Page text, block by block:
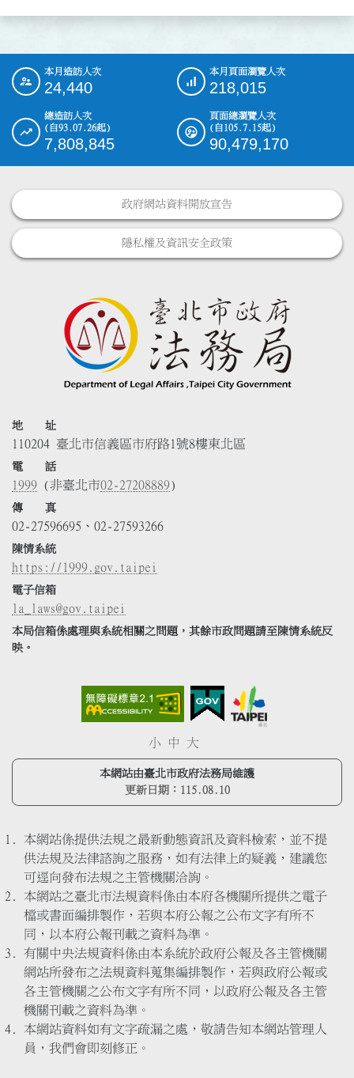
::: 本月造訪人次
24,440
本月頁面瀏覽人次
218,015
總造訪人次
(自93.07.26起)
7,808,845
頁面總瀏覽人次
(自105.7.15起)
90,479,170
政府網站資料開放宣告
隱私權及資訊安全政策
地 址
110204 臺北市信義區市府路1號8樓東北區
電 話
1999 (非臺北市02-27208889)
傳 真
02-27596695、02-27593266
陳情系統
https://1999.gov.taipei
電子信箱
la_laws@gov.taipei
本局信箱係處理與系統相關之問題，其餘市政問題請至陳情系統反
映。
小 中 大
本網站由臺北市政府法務局維護
更新日期： 115.08.10
本網站係提供法規之最新動態資訊及資料檢索，並不提
供法規及法律諮詢之服務，如有法律上的疑義，建議您
可逕向發布法規之主管機關洽詢。
本網站之臺北市法規資料係由本府各機關所提供之電子
檔或書面編排製作，若與本府公報之公布文字有所不
同，以本府公報刊載之資料為準。
有關中央法規資料係由本系統於政府公報及各主管機關
網站所發布之法規資料蒐集編排製作，若與政府公報或
各主管機關之公布文字有所不同，以政府公報及各主管
機關刊載之資料為準。
本網站資料如有文字疏漏之處，敬請告知本網站管理人
員，我們會即刻修正。